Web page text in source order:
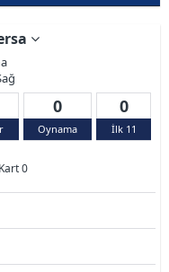
0
Oynama
0
İlk 11
0